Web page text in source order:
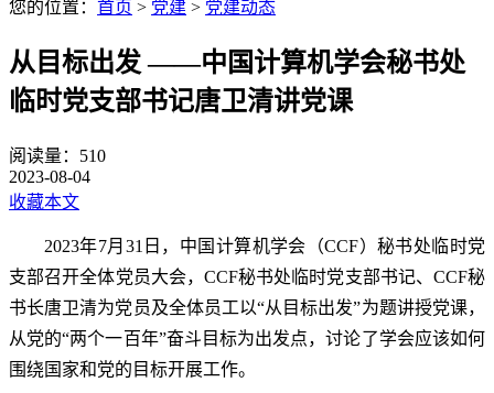
您的位置： 首页 > 党建 > 党建动态
从目标出发 ——中国计算机学会秘书处
临时党支部书记唐卫清讲党课
阅读量： 510
2023-08-04
收藏本文
2023年7月 31 日，中国计算机学会（CCF）秘书处临时党
支部召开全体党员大会， CCF秘书处临时党支部书记、 CCF秘
书长唐卫清为党员及全体员工以“从目标出发”为题讲授党课，
从党的“两个一百年”奋斗目标为出发点，讨论了学会应该如何
围绕国家和党的目标开展工作。